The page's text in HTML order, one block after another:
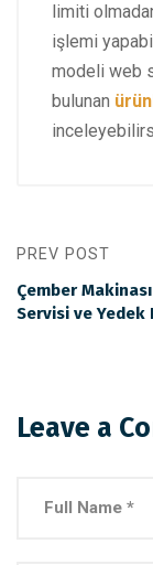
limiti
işlemi
modeli web
bulunan
PREV POST
Çember
Servisi ve Yedek
Leave a